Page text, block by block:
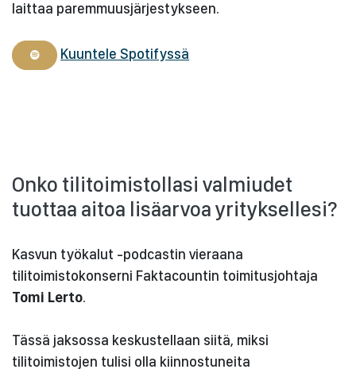
laittaa paremmuusjärjestykseen.
Kuuntele Spotifyssä
Onko tilitoimistollasi valmiudet
tuottaa aitoa lisäarvoa yrityksellesi?
Kasvun työkalut -podcastin vieraana
tilitoimistokonserni Faktacountin toimitusjohtaja
Tomi Lerto.
Tässä jaksossa keskustellaan siitä, miksi
tilitoimistojen tulisi olla kiinnostuneita